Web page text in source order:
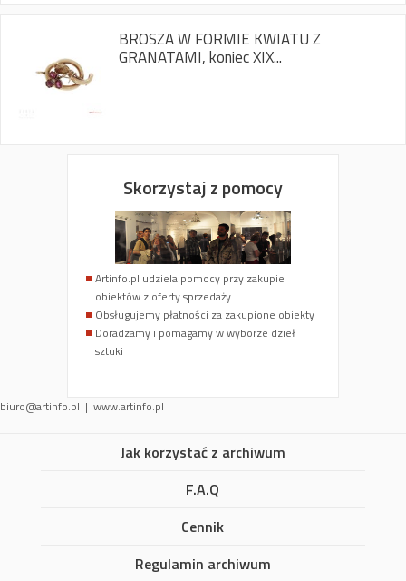
BROSZA W FORMIE KWIATU Z
GRANATAMI, koniec XIX...
Skorzystaj z pomocy
Artinfo.pl udziela pomocy przy zakupie
obiektów z oferty sprzedaży
Obsługujemy płatności za zakupione obiekty
Doradzamy i pomagamy w wyborze dzieł
sztuki
biuro@artinfo.pl | www.artinfo.pl
Jak korzystać z archiwum
F.A.Q
Cennik
Regulamin archiwum